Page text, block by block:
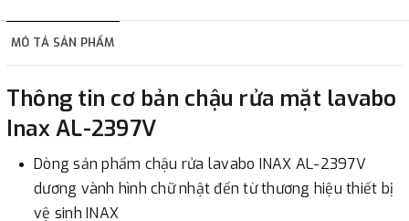
2. Thanh toán trực tiếp tại :
- Showroom Thanh HươngĐịa chỉ : 23 phố Cát Linh,
phường Cát Linh, quận Đống Đa, Hà Nội.
3. Chuyển khoản qua ngân hàng
MÔ TẢ SẢN PHẨM
Thông tin cơ bản chậu rửa mặt lavabo
Inax AL-2397V
Dòng sản phẩm chậu rửa lavabo INAX AL-2397V
dương vành hình chữ nhật đến từ thương hiệu thiết bị
vệ sinh INAX